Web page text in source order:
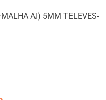
AI) 5MM TELEVES-